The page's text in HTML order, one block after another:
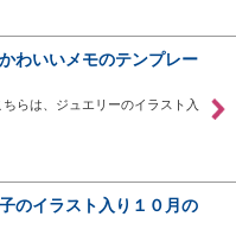
わいいメモのテンプレー
らは、ジュエリーのイラスト入
のイラスト入り１０月の